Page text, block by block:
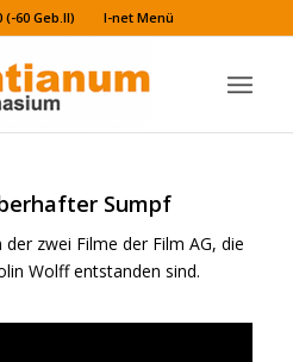
(-60 Geb.II) I-net Menü
Sumpf
zwei Filme der Film AG, die
Wolff entstanden sind.